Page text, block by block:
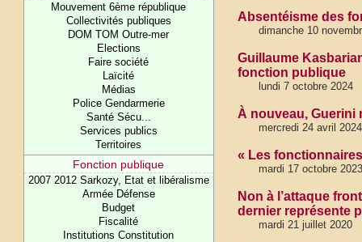
Mouvement 6ème république
Collectivités publiques
DOM TOM Outre-mer
Elections
Faire société
Laïcité
Médias
Police Gendarmerie
Santé Sécu...
Services publics
Territoires
Fonction publique
2007 2012 Sarkozy, Etat et libéralisme
Armée Défense
Budget
Fiscalité
Institutions Constitution
Absentéisme des
dimanche 10
Guillaume
fonction publique
lundi 7 octobre 2024
À nouveau, Guerini
mercredi 24 avril 2024
« Les
mardi 17 octobre 2023
Non à l’attaque
dernier représente
mardi 21 juillet 2020